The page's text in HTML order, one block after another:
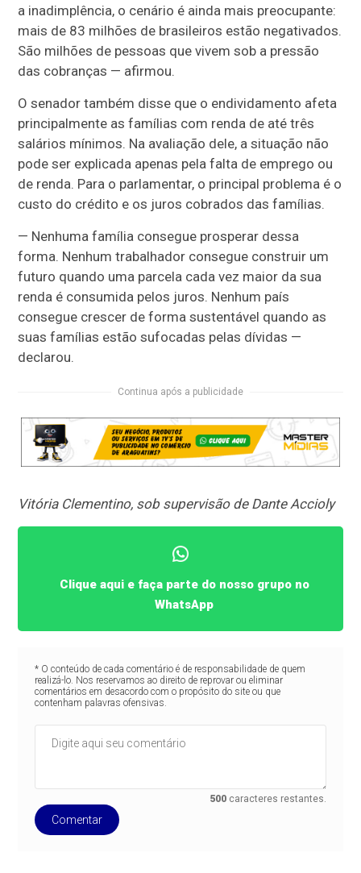
a inadimplência, o cenário é ainda mais preocupante:
mais de 83 milhões de brasileiros estão negativados.
São milhões de pessoas que vivem sob a pressão
das cobranças — afirmou.
O senador também disse que o endividamento afeta
principalmente as famílias com renda de até três
salários mínimos. Na avaliação dele, a situação não
pode ser explicada apenas pela falta de emprego ou
de renda. Para o parlamentar, o principal problema é o
custo do crédito e os juros cobrados das famílias.
— Nenhuma família consegue prosperar dessa
forma. Nenhum trabalhador consegue construir um
futuro quando uma parcela cada vez maior da sua
renda é consumida pelos juros. Nenhum país
consegue crescer de forma sustentável quando as
suas famílias estão sufocadas pelas dívidas —
declarou.
Continua após a publicidade
Vitória Clementino, sob supervisão de Dante Accioly
Clique aqui e faça parte do nosso grupo no
WhatsApp
* O conteúdo de cada comentário é de responsabilidade de quem
realizá-lo. Nos reservamos ao direito de reprovar ou eliminar
comentários em desacordo com o propósito do site ou que
contenham palavras ofensivas.
500 caracteres restantes.
Comentar